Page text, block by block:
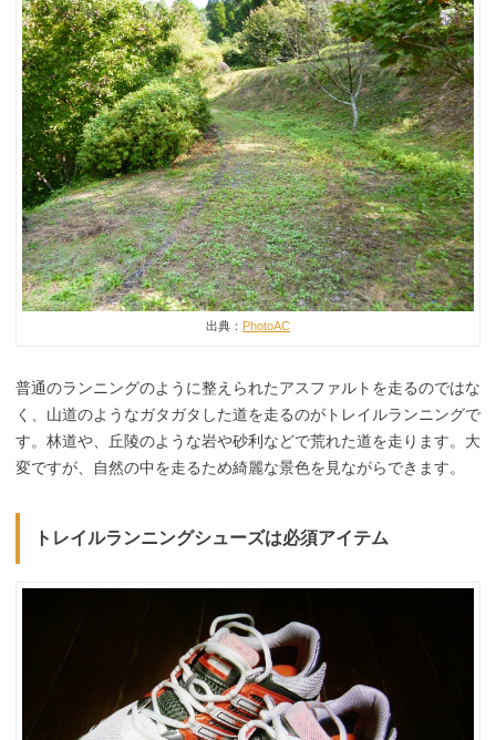
出典： PhotoAC
普通のランニングのように整えられたアスファルトを走るのではな
く、山道のようなガタガタした道を走るのがトレイルランニングで
す。林道や、丘陵のような岩や砂利などで荒れた道を走ります。大
変ですが、自然の中を走るため綺麗な景色を見ながらできます。
トレイルランニングシューズは必須アイテム